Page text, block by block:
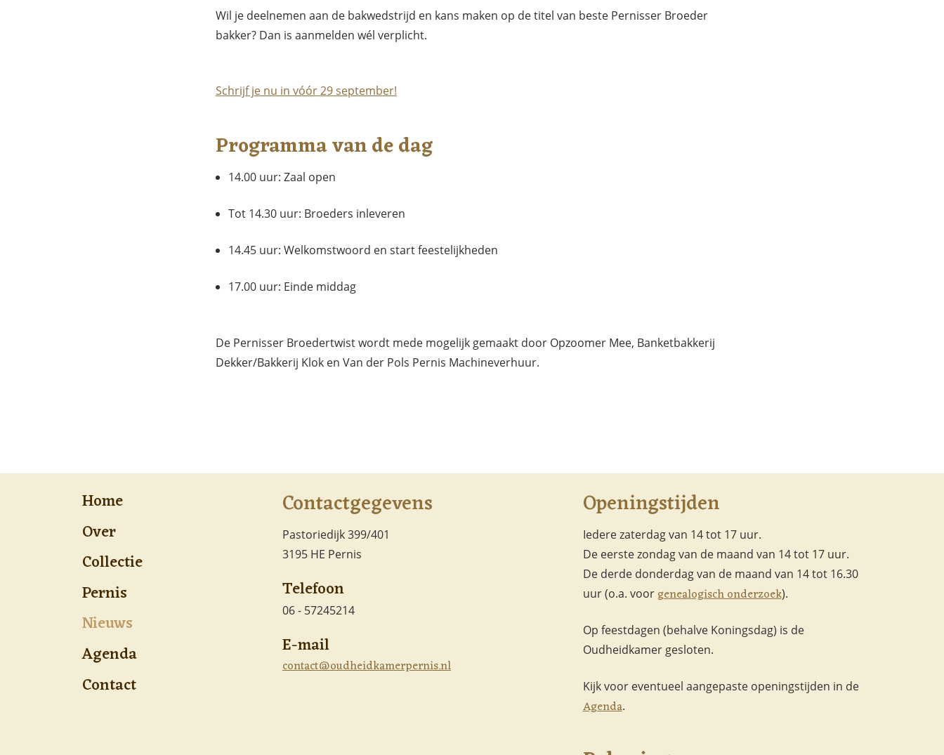
Wil je deelnemen aan de bakwedstrijd en kans maken op de titel van beste Pernisser Broeder
bakker? Dan is aanmelden wél verplicht.
Schrijf je nu in vóór 29 september!
Programma van de dag
14.00 uur: Zaal open
Tot 14.30 uur: Broeders inleveren
14.45 uur: Welkomstwoord en start feestelijkheden
17.00 uur: Einde middag
De Pernisser Broedertwist wordt mede mogelijk gemaakt door Opzoomer Mee, Banketbakkerij
Dekker/Bakkerij Klok en Van der Pols Pernis Machineverhuur.
Home
Over
Collectie
Pernis
Nieuws
Agenda
Contact
Contactgegevens
Pastoriedijk 399/401
3195 HE Pernis
Telefoon
06 - 57245214
E-mail
contact@oudheidkamerpernis.nl
Openingstijden
Iedere zaterdag van 14 tot 17 uur.
De eerste zondag van de maand van 14 tot 17 uur.
De derde donderdag van de maand van 14 tot 16.30
uur (o.a. voor genealogisch onderzoek).
Op feestdagen (behalve Koningsdag) is de
Oudheidkamer gesloten.
Kijk voor eventueel aangepaste openingstijden in de
Agenda.